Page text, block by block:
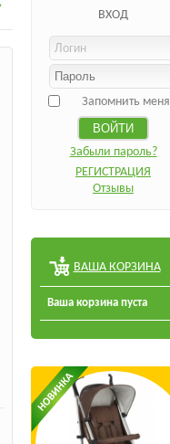
ВХОД
Запомнить меня
Забыли пароль?
РЕГИСТРАЦИЯ
Отзывы
ВАША КОРЗИНА
Ваша корзина пуста